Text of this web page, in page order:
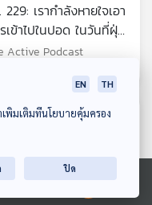
ศไทย
229: เรากำลังหายใจเอา
รเข้าไปในปอด ในวันที่ฝุ่น
เมือง
Active Podcast
EN TH
เพิ่มเติมที่นโยบายคุ้มครอง
ปิด